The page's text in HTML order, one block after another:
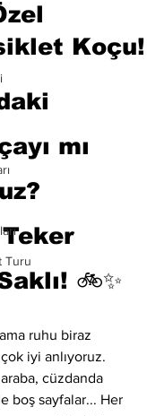
Turu
Koçu!
mı
🚲✨
ruhu biraz
iyi anlıyoruz.
araba, cüzdanda
boş sayfalar... Her